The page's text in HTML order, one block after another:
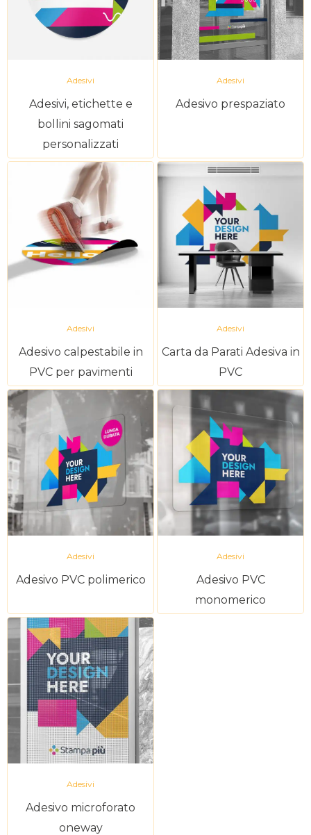
Adesivi
Adesivi, etichette e
bollini sagomati
personalizzati
Adesivi
Adesivo prespaziato
Adesivi
Adesivo calpestabile in
PVC per pavimenti
Adesivi
Carta da Parati Adesiva in
PVC
Adesivi
Adesivo PVC polimerico
Adesivi
Adesivo PVC
monomerico
Adesivi
Adesivo microforato
oneway